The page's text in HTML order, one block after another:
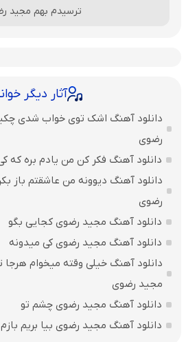
ترسیدم بهم مجید
آثار دیگر
دانلود آهنگ اشک توی خواب شدی
رضوی
دانلود آهنگ فکر کن من یادم بره که
دانلود آهنگ دیوونه من عاشقتم باز
رضوی
دانلود آهنگ مجید رضوی کجایی بگو
دانلود آهنگ مجید رضوی کی میدونه
دانلود آهنگ خیلی وقته میخوام هرجا
مجید رضوی
دانلود آهنگ مجید رضوی چشم تو
دانلود آهنگ مجید رضوی بیا بریم